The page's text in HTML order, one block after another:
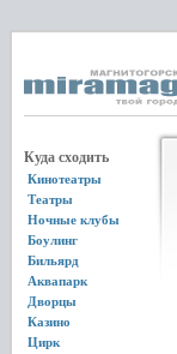
Куда сходить
Кинотеатры
Театры
Ночные клубы
Боулинг
Бильярд
Аквапарк
Дворцы
Казино
Цирк